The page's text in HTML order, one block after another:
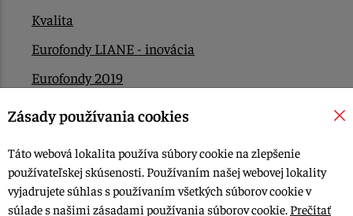
Kvalita
Eurofondy LIANE - inovácia
Eurofondy 2019
Eurofondy 2022/2023
Kontakt
Zásady používania cookies
Táto webová lokalita používa súbory cookie na zlepšenie
používateľskej skúsenosti. Používaním našej webovej lokality
vyjadrujete súhlas s používaním všetkých súborov cookie v
súlade s našimi zásadami používania súborov cookie. Prečítať